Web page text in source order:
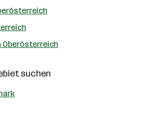
suchen